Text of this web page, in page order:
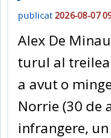
publicat 2026-08-07
Alex De
turul al
a avut o
Norrie (30 de
infrangere,